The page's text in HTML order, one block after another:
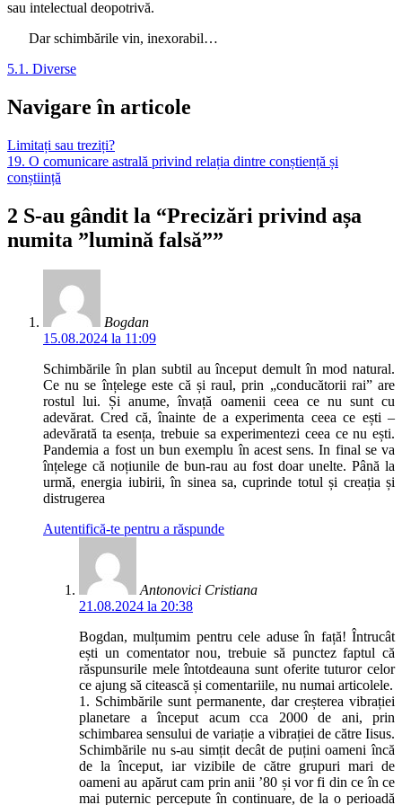
sau intelectual deopotrivă.
Dar schimbările vin, inexorabil…
5.1. Diverse
Navigare în articole
Limitați sau treziți?
19. O comunicare astrală privind relația dintre conștiență și
conștiință
2 S-au gândit la “Precizări privind așa
numita ”lumină falsă””
Bogdan
15.08.2024 la 11:09
Schimbările în plan subtil au început demult în mod natural.
Ce nu se înțelege este că și raul, prin „conducătorii rai” are
rostul lui. Și anume, învață oamenii ceea ce nu sunt cu
adevărat. Cred că, înainte de a experimenta ceea ce ești –
adevărată ta esența, trebuie sa experimentezi ceea ce nu ești.
Pandemia a fost un bun exemplu în acest sens. In final se va
înțelege că noțiunile de bun-rau au fost doar unelte. Până la
urmă, energia iubirii, în sinea sa, cuprinde totul și creația și
distrugerea
Autentifică-te pentru a răspunde
Antonovici Cristiana
21.08.2024 la 20:38
Bogdan, mulțumim pentru cele aduse în față! Întrucât
ești un comentator nou, trebuie să punctez faptul că
răspunsurile mele întotdeauna sunt oferite tuturor celor
ce ajung să citească și comentariile, nu numai articolele.
1. Schimbările sunt permanente, dar creșterea vibrației
planetare a început acum cca 2000 de ani, prin
schimbarea sensului de variație a vibrației de către Iisus.
Schimbările nu s-au simțit decât de puțini oameni încă
de la început, iar vizibile de către grupuri mari de
oameni au apărut cam prin anii ’80 și vor fi din ce în ce
mai puternic percepute în continuare, de la o perioadă